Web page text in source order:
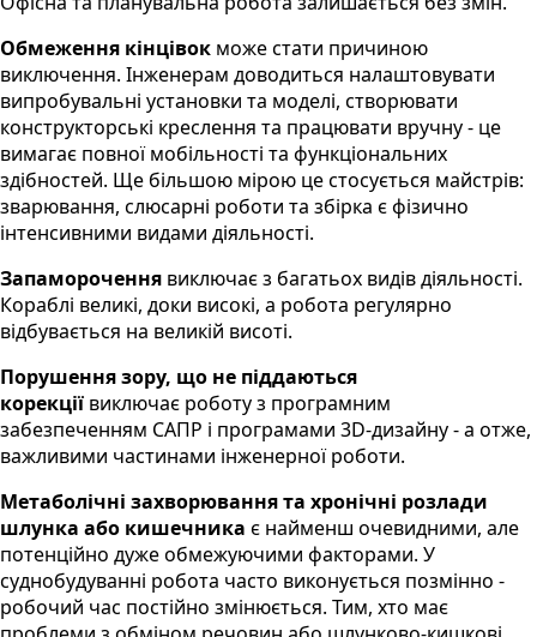
Обмеження кінцівок може стати причиною
виключення. Інженерам доводиться налаштовувати
випробувальні установки та моделі, створювати
конструкторські креслення та працювати вручну - це
вимагає повної мобільності та функціональних
здібностей. Ще більшою мірою це стосується майстрів:
зварювання, слюсарні роботи та збірка є фізично
інтенсивними видами діяльності.
Запаморочення виключає з багатьох видів діяльності.
Кораблі великі, доки високі, а робота регулярно
відбувається на великій висоті.
Порушення зору, що не піддаються
корекції виключає роботу з програмним
забезпеченням САПР і програмами 3D-дизайну - а отже,
важливими частинами інженерної роботи.
Метаболічні захворювання та хронічні розлади
шлунка або кишечника є найменш очевидними, але
потенційно дуже обмежуючими факторами. У
суднобудуванні робота часто виконується позмінно -
робочий час постійно змінюється. Тим, хто має